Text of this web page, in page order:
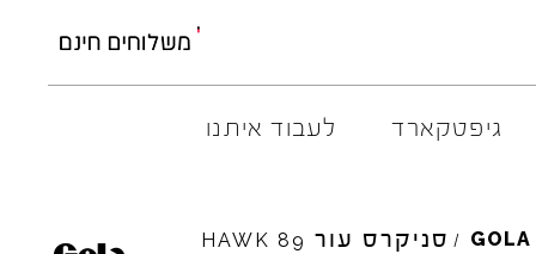
AMBITIOUS
ELIA
גיפטקארד לעבוד איתנו
GOLA
/ סניקרס עור HAWK 89